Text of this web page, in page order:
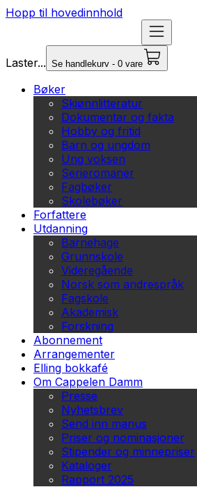
Hopp til hovedinnhold
Laster... Se handlekurv - 0 vare
Bøker
Skjønnlitteratur
Dokumentar og fakta
Hobby og fritid
Barn og ungdom
Ung voksen
Serieromaner
Fagbøker
Skolebøker
Forfattere
Utdanning
Barnehage
Grunnskole
Videregående
Norsk som andrespråk
Fagskole
Akademisk
Forskning
Abonnement
Arrangementer
Elling bokkafé
Om Cappelen Damm
Presse
Nyhetsbrev
Send inn manus
Priser og nominasjoner
Stipender og minnepriser
Kataloger
Rapport 2025